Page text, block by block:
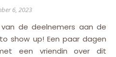
6, 2023
show up! Een paar dagen
een vriendin over dit